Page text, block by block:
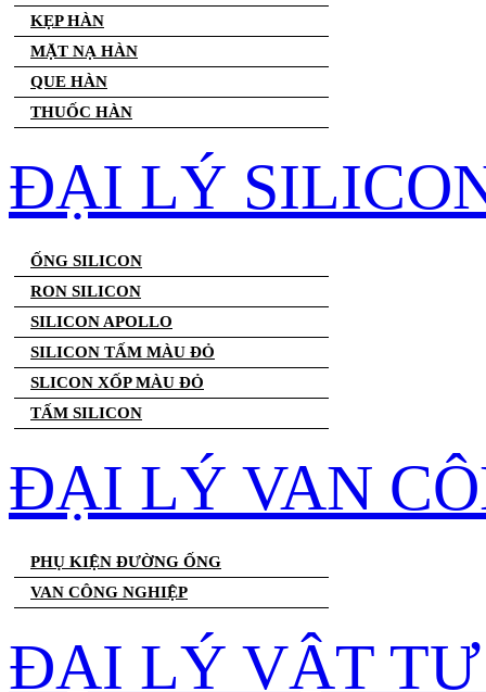
KẸP HÀN
MẶT NẠ HÀN
QUE HÀN
THUỐC HÀN
ĐẠI LÝ
ỐNG SILICON
RON SILICON
SILICON APOLLO
SILICON TẤM MÀU ĐỎ
SLICON XỐP MÀU ĐỎ
TẤM SILICON
ĐẠI LÝ VAN
PHỤ KIỆN ĐƯỜNG ỐNG
VAN CÔNG NGHIỆP
ĐẠI LÝ VẬT TƯ